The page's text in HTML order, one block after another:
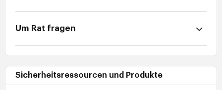
Um Rat fragen
Sicherheitsressourcen und Produkte